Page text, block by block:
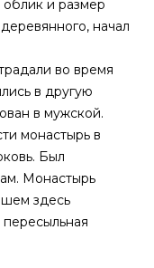
и размер
начал
во время
в другую
в мужской.
монастырь в
Был
Монастырь
здесь